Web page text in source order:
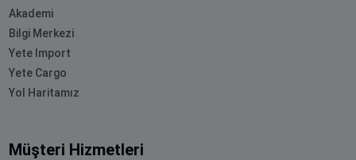
Akademi
Bilgi Merkezi
Yete Import
Yete Cargo
Yol Haritamız
Müşteri Hizmetleri